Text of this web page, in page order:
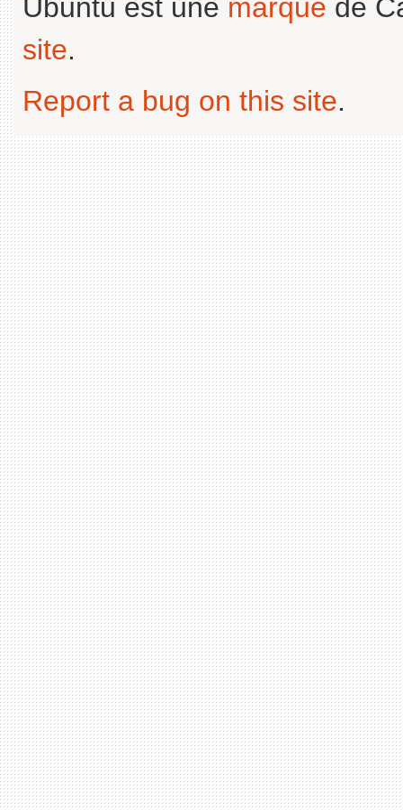
Ubuntu est une marque de
site.
Report a bug on this site.